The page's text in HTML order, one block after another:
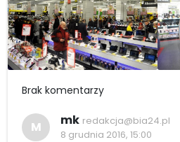
Brak komentarzy
M mk redakcja@bia24.pl
8 grudnia 2016, 15:00